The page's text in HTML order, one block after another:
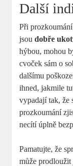
Další
Při
jsoudobře
hýbou, mohou
cvoček sám o
dalšímu
ihned, jakmile
vypadají tak, že
prozkoumání
necítí úplně
Pamatujte, že
může prodloužit